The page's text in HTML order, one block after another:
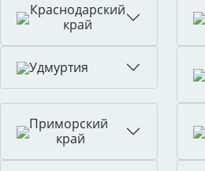
Краснодарский
край
Удмуртия
Приморский
край